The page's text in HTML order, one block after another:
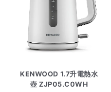
KENWOOD 1.7升電熱水
壺 ZJP05.C0WH